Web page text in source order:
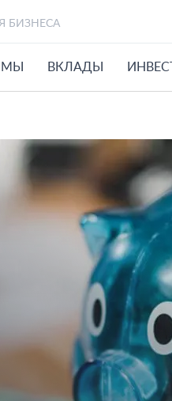
БИЗНЕСА
ВКЛАДЫ